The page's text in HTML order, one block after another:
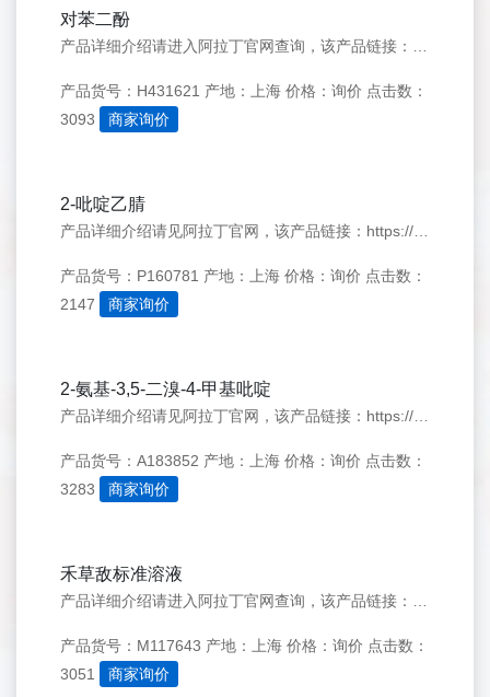
对苯二酚
产品货号：H431621 产地：上海 价格：询价 点击数：
3093
商家询价
2-吡啶乙腈
产品货号：P160781 产地：上海 价格：询价 点击数：
2147
商家询价
2-氨基-3,5-二溴-4-甲基吡啶
产品货号：A183852 产地：上海 价格：询价 点击数：
3283
商家询价
禾草敌标准溶液
产品货号：M117643 产地：上海 价格：询价 点击数：
3051
商家询价